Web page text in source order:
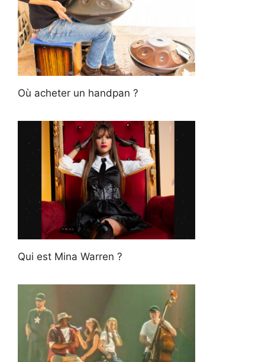
Où acheter un handpan ?
Qui est Mina Warren ?